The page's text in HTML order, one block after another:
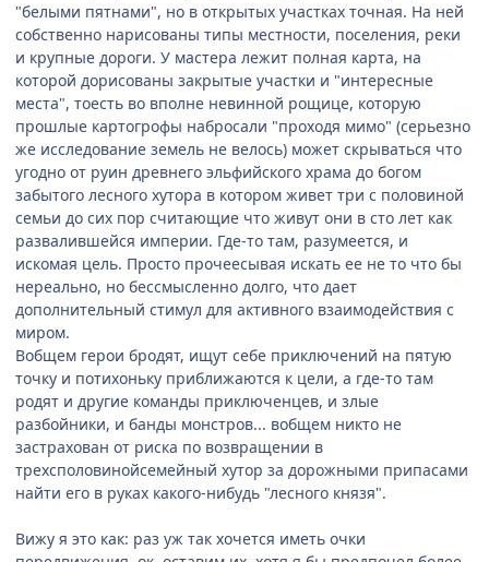
"белыми пятнами", но в открытых участках точная. На ней
собственно нарисованы типы местности, поселения, реки
и крупные дороги. У мастера лежит полная карта, на
которой дорисованы закрытые участки и "интересные
места", тоесть во вполне невинной рощице, которую
прошлые картогрофы набросали "проходя мимо" (серьезно
же исследование земель не велось) может скрываться что
угодно от руин древнего эльфийского храма до богом
забытого лесного хутора в котором живет три с половиной
семьи до сих пор считающие что живут они в сто лет как
развалившейся империи. Где-то там, разумеется, и
искомая цель. Просто прочеесывая искать ее не то что бы
нереально, но бессмысленно долго, что дает
дополнительный стимул для активного взаимодействия с
миром.
Вобщем герои бродят, ищут себе приключений на пятую
точку и потихоньку приближаются к цели, а где-то там
родят и другие команды приключенцев, и злые
разбойники, и банды монстров... вобщем никто не
застрахован от риска по возвращении в
трехсполовинойсемейный хутор за дорожными припасами
найти его в руках какого-нибудь "лесного князя".
Вижу я это как: раз уж так хочется иметь очки